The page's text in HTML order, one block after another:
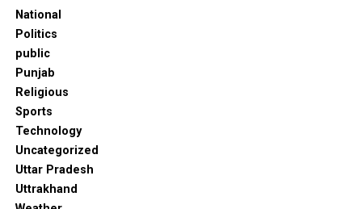
National
Politics
public
Punjab
Religious
Sports
Technology
Uncategorized
Uttar Pradesh
Uttrakhand